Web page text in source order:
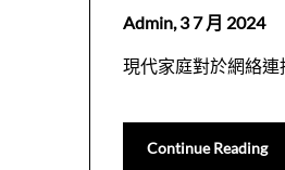
Admin,3 7 月 2024
現代家庭對於網絡
Continue Reading